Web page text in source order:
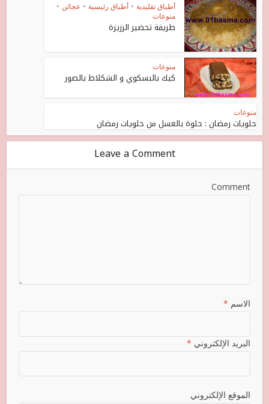
أطباق تقليدية • أطباق رئيسية • عجائن •
منوعات
طريقة تحضير الرزيزة
منوعات
كيك بالبسكوي و الشكلاط بالصور
منوعات
حلويات رمضان : حلوة بالعسل من حلويات رمضان
Leave a Comment
Comment
الاسم *
البريد الإلكتروني *
الموقع الإلكتروني